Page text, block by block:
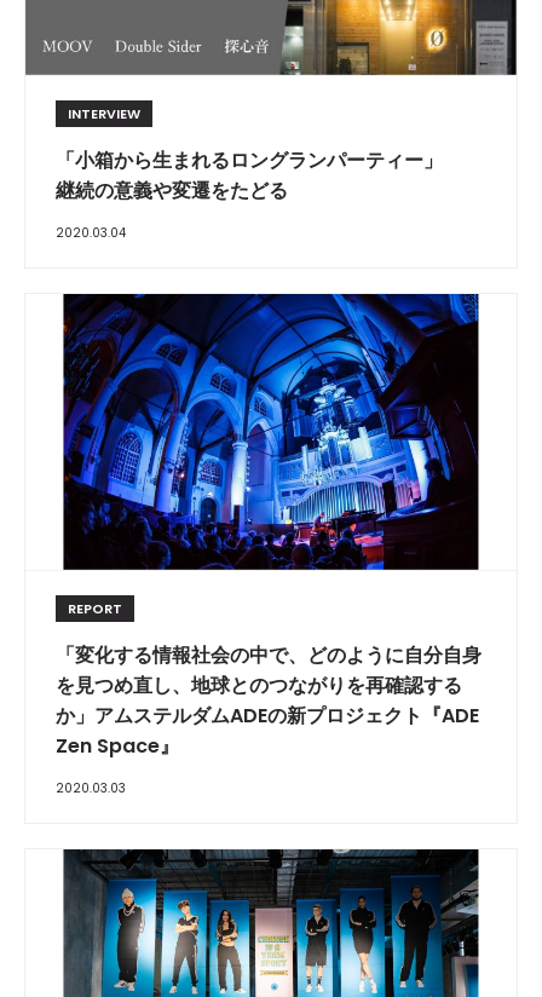
INTERVIEW
「小箱から生まれるロングランパーティー」
継続の意義や変遷をたどる
2020.03.04
REPORT
「変化する情報社会の中で、どのように自分自身
を見つめ直し、地球とのつながりを再確認する
か」アムステルダムADEの新プロジェクト『ADE
Zen Space』
2020.03.03